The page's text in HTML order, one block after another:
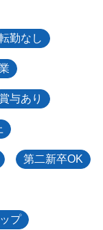
勤なし
賞与あり
第二新卒OK
プ